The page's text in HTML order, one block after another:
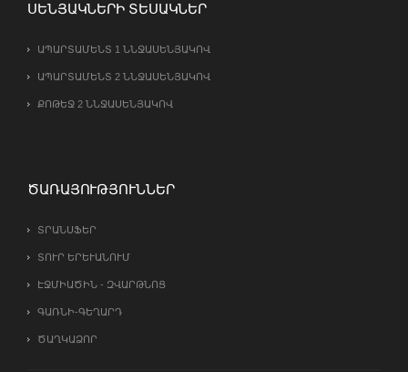
ՍԵՆՅԱԿՆԵՐԻ ՏԵՍԱԿՆԵՐ
ԱՊԱՐՏԱՄԵՆՏ 1 ՆՆՋԱՍԵՆՅԱԿՈՎ
ԱՊԱՐՏԱՄԵՆՏ 2 ՆՆՋԱՍԵՆՅԱԿՈՎ
ՔՈԹԵՋ 2 ՆՆՋԱՍԵՆՅԱԿՈՎ
ԾԱՌԱՅՈՒԹՅՈՒՆՆԵՐ
ՏՐԱՆՍՖԵՐ
ՏՈՒՐ ԵՐԵՒԱՆՈՒՄ
ԷՋՄԻԱԾԻՆ - ԶՎԱՐԹՆՈՑ
ԳԱՌՆԻ-ԳԵՂԱՐԴ
ԾԱՂԿԱՁՈՐ